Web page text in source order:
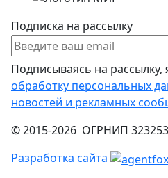
Подписка на рассылку
Подписываясь на рассылку,
обработку персональных
новостей и рекламных
© 2015-2026 ОГРНИП
Разработка сайта